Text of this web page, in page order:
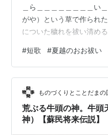
＿ら＿＿＿＿＿＿＿＿い
がや）という草で作られ
についた穢れを祓い清め
もてなしをうけ、武塔神
た際に「茅の輪を腰につ
きる」と教えて一族が難
#短歌 #夏越のおお祓い
ものづくりとことだまの
荒ぶる牛頭の神。牛頭
神）【蘇民将来伝説】